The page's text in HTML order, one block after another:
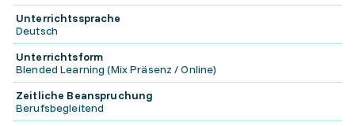
Unterrichtssprache
Deutsch
Unterrichtsform
Blended Learning (Mix Präsenz / Online)
Zeitliche Beanspruchung
Berufsbegleitend